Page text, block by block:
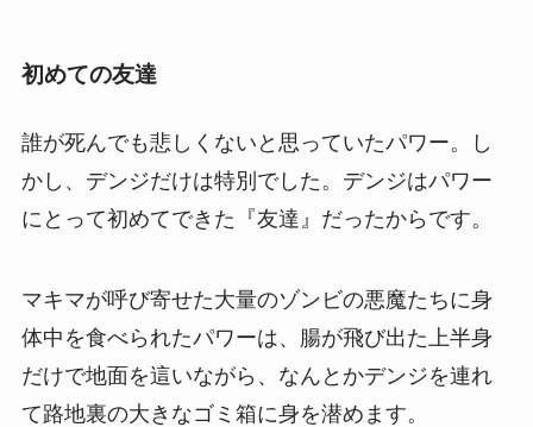
初めての友達
誰が死んでも悲しくないと思っていたパワー。し
かし、デンジだけは特別でした。デンジはパワー
にとって初めてできた『友達』だったからです。
マキマが呼び寄せた大量のゾンビの悪魔たちに身
体中を食べられたパワーは、腸が飛び出た上半身
だけで地面を這いながら、なんとかデンジを連れ
て路地裏の大きなゴミ箱に身を潜めます。